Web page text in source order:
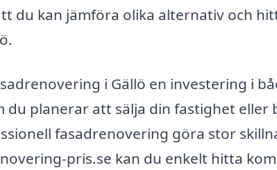
du kan jämföra olika alternativ och
i Gällö en investering i
du planerar att sälja din fastighet
fasadrenovering göra stor
pris.se kan du enkelt hitta